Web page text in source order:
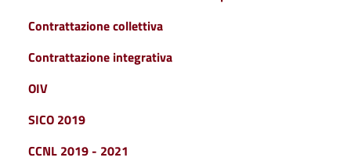
Contrattazione collettiva
Contrattazione integrativa
OIV
SICO 2019
CCNL 2019 - 2021